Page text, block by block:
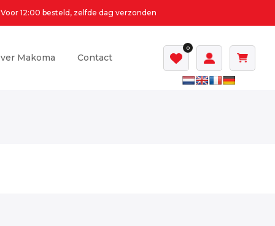
Voor 12:00 besteld, zelfde dag verzonden
Makoma Contact
0